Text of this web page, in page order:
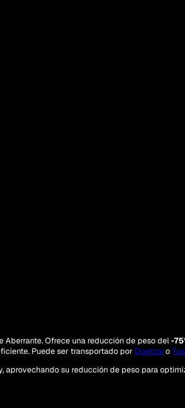
Ofrece una reducción de peso del-
Puede ser transportado porQuetzalo
su reducción de peso para